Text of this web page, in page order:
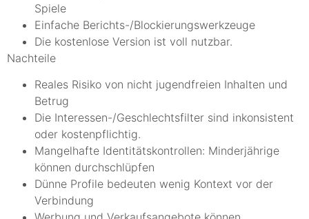
Spiele
Einfache Berichts-/Blockierungswerkzeuge
Die kostenlose Version ist voll nutzbar.
Nachteile
Reales Risiko von nicht jugendfreien Inhalten und
Betrug
Die Interessen-/Geschlechtsfilter sind inkonsistent
oder kostenpflichtig.
Mangelhafte Identitätskontrollen: Minderjährige
können durchschlüpfen
Dünne Profile bedeuten wenig Kontext vor der
Verbindung